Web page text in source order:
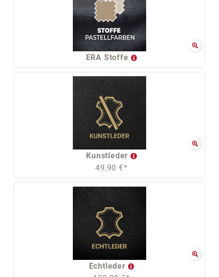
ERA Stoffe
Kunstleder
49,90 €*
Echtleder